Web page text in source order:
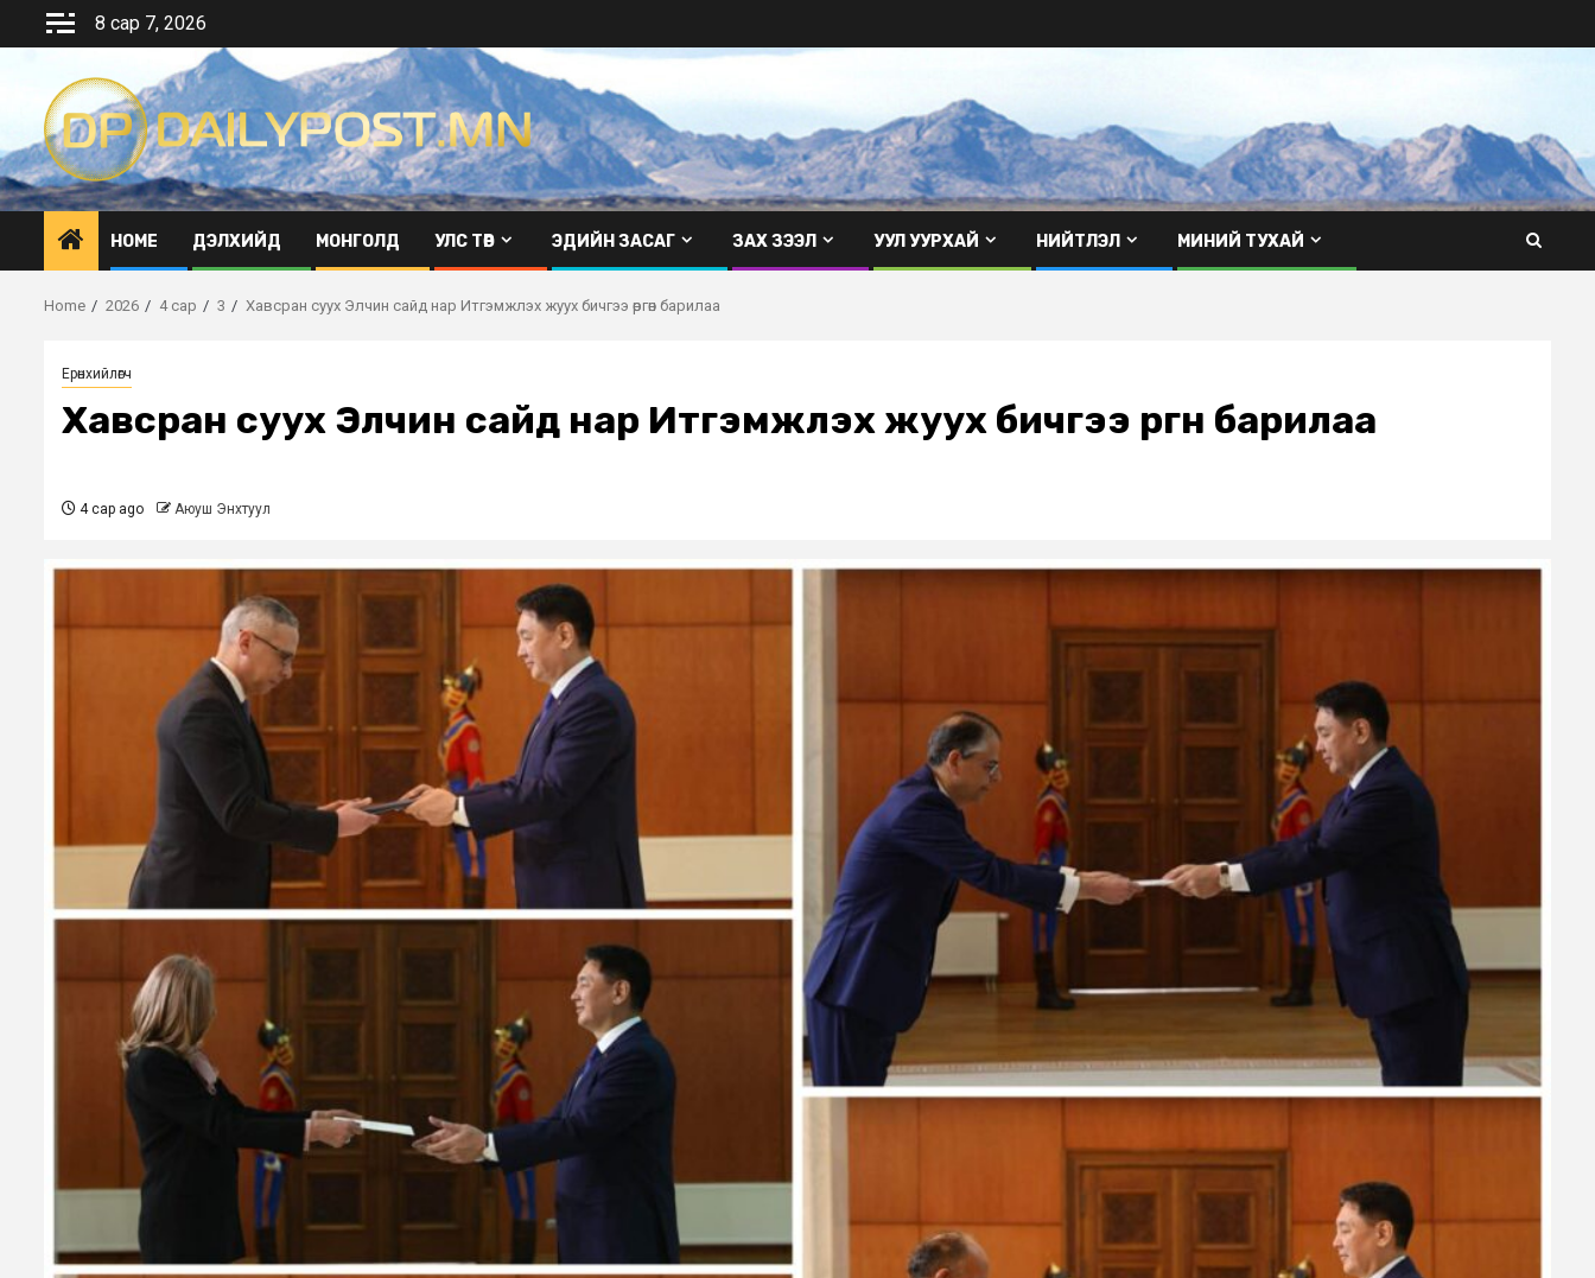
8 сар 7, 2026
HOME ДЭЛХИЙД МОНГОЛД УЛС ТӨР ЭДИЙН ЗАСАГ ЗАХ ЗЭЭЛ УУЛ УУРХАЙ НИЙТЛЭЛ МИНИЙ ТУХАЙ
Home 2026 4 сар 3 Хавсран суух Элчин сайд нар Итгэмжлэх жуух бичгээ өргөн барилаа
Ерөнхийлөгч
Хавсран суух Элчин сайд нар Итгэмжлэх жуух бичгээ өргөн барилаа
4 сар ago Аюуш Энхтуул